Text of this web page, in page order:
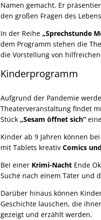
Namen gemacht. Er
den großen Fragen des
In der Reihe „Sprechstunde
dem Programm stehen die
die Vorstellung von
Kinderprogramm
Aufgrund der Pandemie
Theaterveranstaltung findet
Stück „Sesam öffnet sich“
Kinder ab 9 Jahren können
mit Tablets kreativ Comics
Bei einer Krimi-Nacht Ende
Suche nach einem Täter und
Darüber hinaus können
Geschichte lauschen, die
gezeigt und erzählt werden.